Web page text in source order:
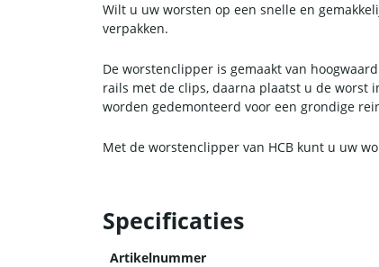
Wilt u uw worsten op een snelle en
verpakken.
De worstenclipper is gemaakt van
rails met de clips, daarna plaatst u de worst
worden gedemonteerd voor een grondige
Met de worstenclipper van HCB kunt u uw
Specificaties
Artikelnummer